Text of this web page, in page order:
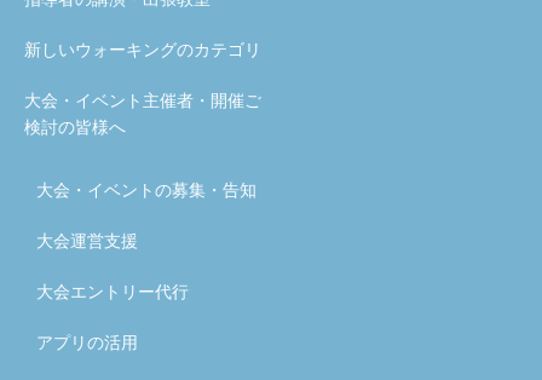
新しいウォーキングのカテゴリ
大会・イベント主催者・開催ご
検討の皆様へ
大会・イベントの募集・告知
大会運営支援
大会エントリー代行
アプリの活用